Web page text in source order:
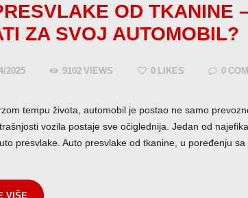
OD TKANINE
ZA SVOJ AUTOMOBIL?
2025 9102 VIEWS 0 LIKES 0
tempu života, automobil je postao ne samo
vozila postaje sve očiglednija. Jedan od
presvlake. Auto presvlake od tkanine, u poređenju
VIŠE